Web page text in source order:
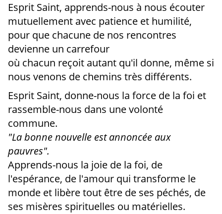
Esprit Saint, apprends-nous à nous écouter
mutuellement avec patience et humilité,
pour que chacune de nos rencontres
devienne un carrefour
où chacun reçoit autant qu'il donne, même si
nous venons de chemins très différents.
Esprit Saint, donne-nous la force de la foi et
rassemble-nous dans une volonté
commune.
"La bonne nouvelle est annoncée aux
pauvres".
Apprends-nous la joie de la foi, de
l'espérance, de l'amour qui transforme le
monde et libère tout être de ses péchés, de
ses misères spirituelles ou matérielles.